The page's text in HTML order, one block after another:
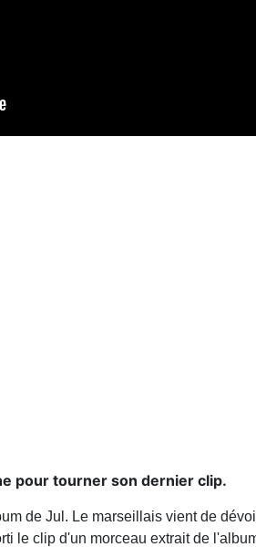
pour tourner son dernier clip.
de Jul. Le marseillais vient de
le clip d'un morceau extrait de